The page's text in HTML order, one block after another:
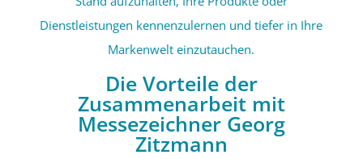
Dienstleistungen kennenzulernen und tiefer in Ihre
Markenwelt einzutauchen.
Die Vorteile der
Zusammenarbeit mit
Messezeichner Georg
Zitzmann